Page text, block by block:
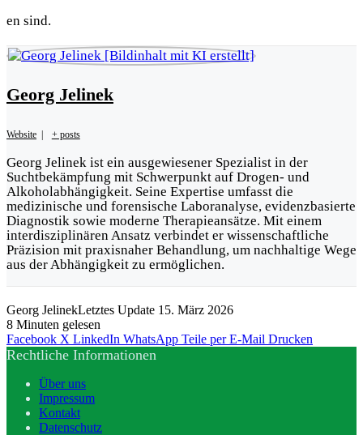
en sind.
Georg Jelinek
Website | + posts
Georg Jelinek ist ein ausgewiesener Spezialist in der
Suchtbekämpfung mit Schwerpunkt auf Drogen- und
Alkoholabhängigkeit. Seine Expertise umfasst die
medizinische und forensische Laboranalyse, evidenzbasierte
Diagnostik sowie moderne Therapieansätze. Mit einem
interdisziplinären Ansatz verbindet er wissenschaftliche
Präzision mit praxisnaher Behandlung, um nachhaltige Wege
aus der Abhängigkeit zu ermöglichen.
Georg JelinekLetztes Update 15. März 2026
8 Minuten gelesen
Facebook X LinkedIn WhatsApp Teile per E-Mail Drucken
Rechtliche Informationen
Über uns
Impressum
Kontakt
Datenschutz